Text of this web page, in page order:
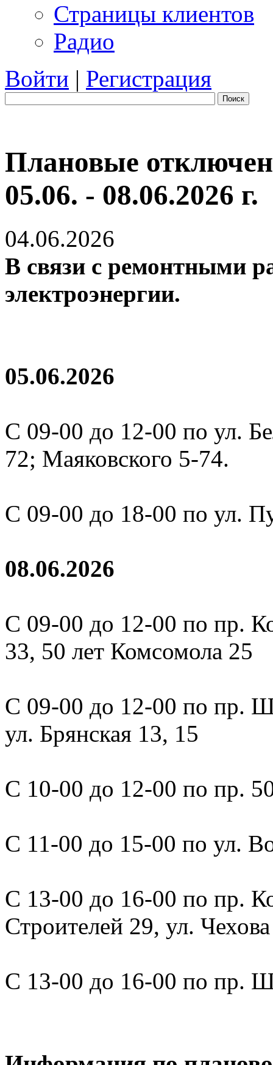
Страницы клиентов
Радио
Войти | Регистрация
Поиск
Плановые
05.06. - 08.06.2026 г.
04.06.2026
В связи с ремонтными
электроэнергии.
05.06.2026
С 09-00 до 12-00 по ул.
72; Маяковского 5-74.
С 09-00 до 18-00 по ул.
08.06.2026
С 09-00 до 12-00 по пр.
33, 50 лет Комсомола 25
С 09-00 до 12-00 по пр.
ул. Брянская 13, 15
С 10-00 до 12-00 по пр.
С 11-00 до 15-00 по ул.
С 13-00 до 16-00 по пр.
Строителей 29, ул.
С 13-00 до 16-00 по пр.